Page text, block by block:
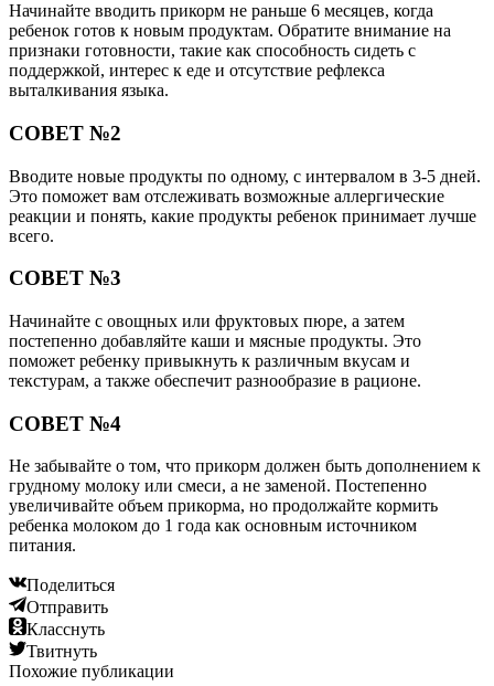
Начинайте вводить прикорм не раньше 6 месяцев, когда
ребенок готов к новым продуктам. Обратите внимание на
признаки готовности, такие как способность сидеть с
поддержкой, интерес к еде и отсутствие рефлекса
выталкивания языка.
СОВЕТ №2
Вводите новые продукты по одному, с интервалом в 3-5 дней.
Это поможет вам отслеживать возможные аллергические
реакции и понять, какие продукты ребенок принимает лучше
всего.
СОВЕТ №3
Начинайте с овощных или фруктовых пюре, а затем
постепенно добавляйте каши и мясные продукты. Это
поможет ребенку привыкнуть к различным вкусам и
текстурам, а также обеспечит разнообразие в рационе.
СОВЕТ №4
Не забывайте о том, что прикорм должен быть дополнением к
грудному молоку или смеси, а не заменой. Постепенно
увеличивайте объем прикорма, но продолжайте кормить
ребенка молоком до 1 года как основным источником
питания.
Поделиться
Отправить
Класснуть
Твитнуть
Похожие публикации